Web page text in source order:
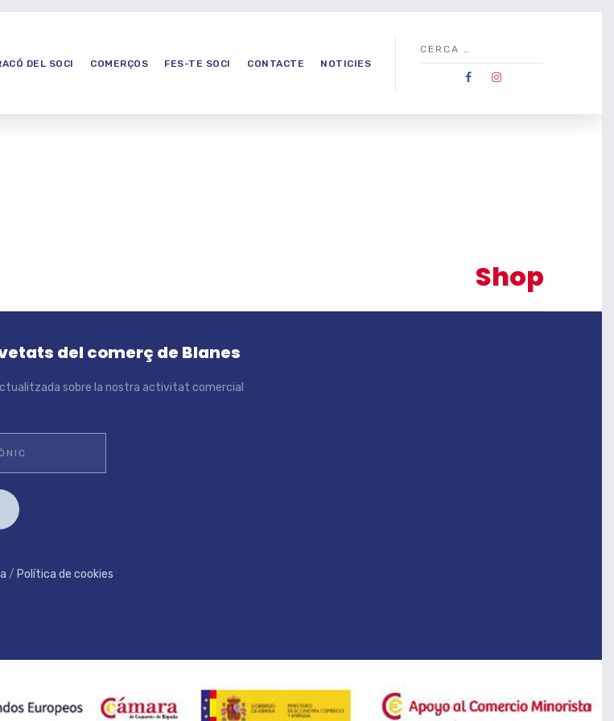
DEL SOCI COMERÇOS FES-TE SOCI CONTACTE NOTICIES
Shop
del comerç de Blanes
sobre la nostra activitat comercial
/ Política de cookies